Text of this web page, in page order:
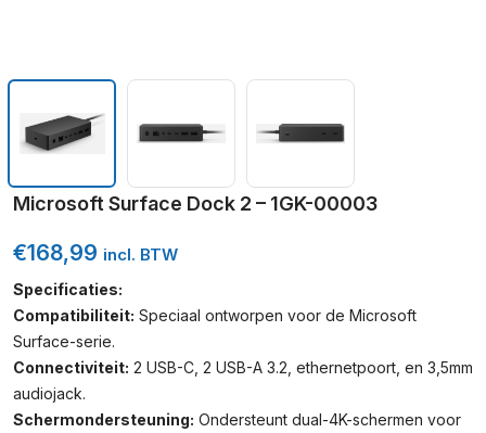
Microsoft Surface Dock 2 – 1GK-00003
€168,99 incl. BTW
Specificaties:
Compatibiliteit: Speciaal ontworpen voor de Microsoft
Surface-serie.
Connectiviteit: 2 USB-C, 2 USB-A 3.2, ethernetpoort, en 3,5mm
audiojack.
Schermondersteuning: Ondersteunt dual-4K-schermen voor